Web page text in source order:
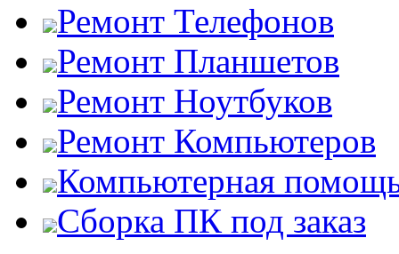
Ремонт Телефонов
Ремонт Планшетов
Ремонт Ноутбуков
Ремонт Компьютеров
Компьютерная
Сборка ПК под заказ